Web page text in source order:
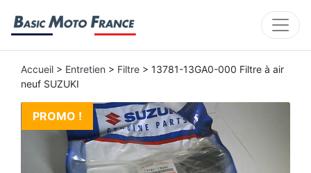
Accueil > Entretien > Filtre > 13781-13GA0-000 Filtre à air
neuf SUZUKI
PROMO !